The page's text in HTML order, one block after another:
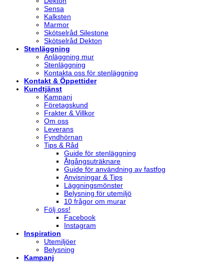
Sensa
Kalksten
Marmor
Skötselråd Silestone
Skötselråd Dekton
Stenläggning
Anläggning mur
Stenläggning
Kontakta oss för stenläggning
Kontakt & Öppettider
Kundtjänst
Kampanj
Företagskund
Frakter & Villkor
Om oss
Leverans
Fyndhörnan
Tips & Råd
Guide för stenläggning
Åtgångsuträknare
Guide för användning av fastfog
Anvisningar & Tips
Läggningsmönster
Belysning för utemiljö
10 frågor om murar
Följ oss!
Facebook
Instagram
Inspiration
Utemiljöer
Belysning
Kampanj